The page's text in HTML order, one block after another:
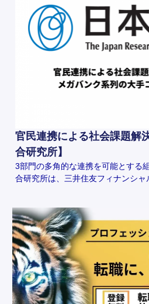
官民連携による社会課題解
合研究所】
3部門の多角的な連携を可能とする
合研究所は、三井住友フィナンシ